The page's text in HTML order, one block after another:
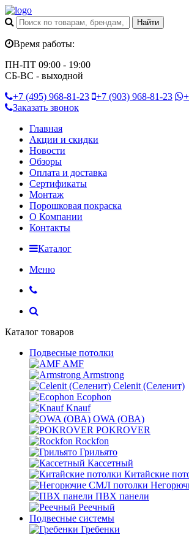
Время работы:
ПН-ПТ 09:00 - 19:00
СБ-ВС - выходной
+7 (495) 968-81-23 +7 (903) 968-81-23
Заказать звонок
Главная
Акции и скидки
Новости
Обзоры
Оплата и доставка
Сертификаты
Монтаж
Порошковая покраска
О Компании
Контакты
Каталог
Меню
Каталог товаров
Подвесные потолки
AMF
Armstrong
Celenit (Селенит)
Ecophon
Knauf
OWA (ОВА)
POKROVER
Rockfon
Грильято
Кассетный
Китайские
ПВХ панели
Реечный
Подвесные системы
Гребенки